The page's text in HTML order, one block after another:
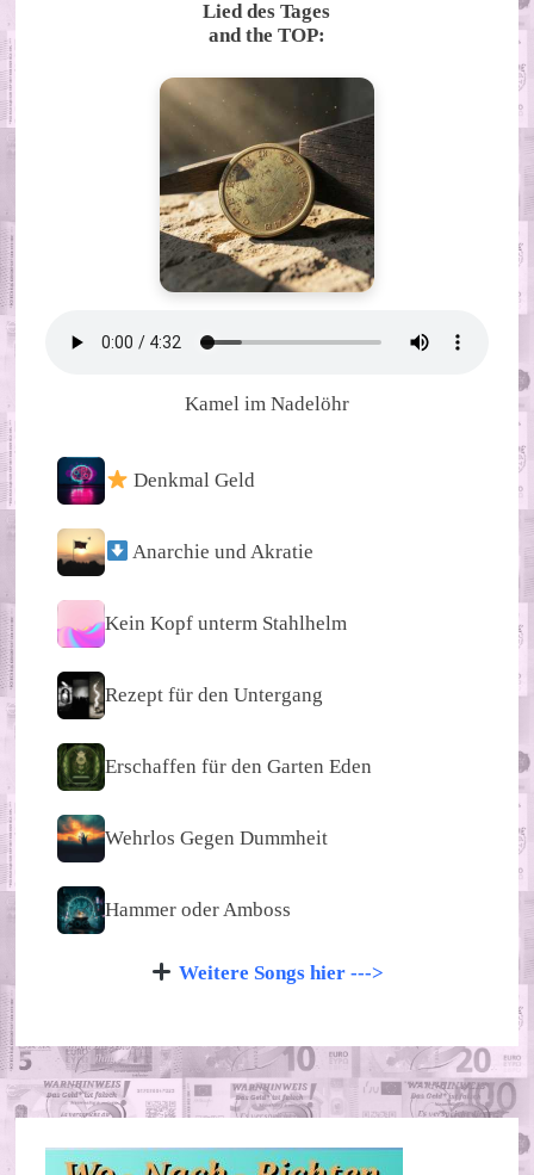
Lied des Tages
and the TOP:
Kamel im Nadelöhr
Denkmal Geld
Anarchie und Akratie
Kein Kopf unterm Stahlhelm
Rezept für den Untergang
Erschaffen für den Garten Eden
Wehrlos Gegen Dummheit
Hammer oder Amboss
Weitere Songs hier --->